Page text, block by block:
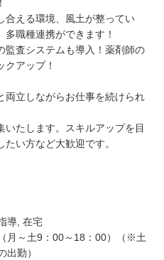
合える環境、風土が整ってい
職種連携ができます！
監査システムも導入！薬剤師の
アップ！
両立しながらお仕事を続けられ
たします。スキルアップを目
い方など大歓迎です。
導, 在宅
月～土9：00～18：00）（※土
出勤）